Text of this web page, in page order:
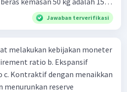
2 ton. Perbandingan berat
1: 3. 9. Berdasarkan teks
yang harus dibayar oleh Bu
D. Rp2.280.000
Jawaban terverifikasi
melakukan kebijakan moneter
ratio b. Ekspansif
c. Kontraktif dengan menaikkan
reserve